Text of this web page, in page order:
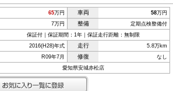
65万円 車両 58万円
7万円 整備 定期点検整備付
保証付｜保証期間：1年｜保証走行距離：無制限
2016(H28)年式 走行 5.8万km
R09年7月 修復 なし
愛知県安城赤松店